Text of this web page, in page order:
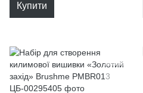
Купити